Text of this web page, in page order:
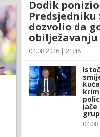
Dodik ponizio
Predsjedniku
dozvolio da
obilježavanju
04.08.2026 | 21:48
jače